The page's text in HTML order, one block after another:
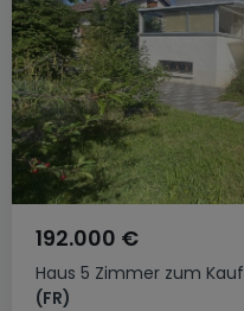
Haus 5 Zimmer zum Kauf
(FR)
192.000 €